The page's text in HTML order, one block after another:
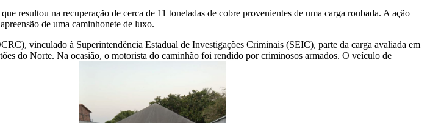
na recuperação de cerca de 11 toneladas de cobre provenientes de uma carga roubada. A ação
de uma caminhonete de luxo.
vinculado à Superintendência Estadual de Investigações Criminais (SEIC), parte da carga avaliada em
do Norte. Na ocasião, o motorista do caminhão foi rendido por criminosos armados. O veículo de